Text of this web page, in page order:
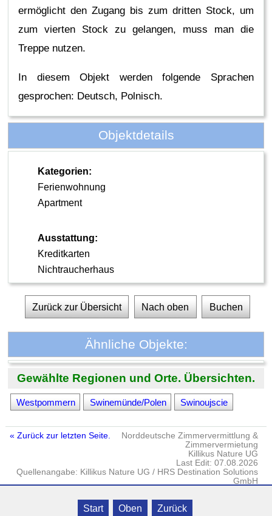
ermöglicht den Zugang bis zum dritten Stock, um
zum vierten Stock zu gelangen, muss man die
Treppe nutzen.
In diesem Objekt werden folgende Sprachen
gesprochen: Deutsch, Polnisch.
Objektdetails
Kategorien:
Ferienwohnung
Apartment
Ausstattung:
Kreditkarten
Nichtraucherhaus
Zurück zur Übersicht Nach oben Buchen
Ähnliche Objekte:
Gewählte Regionen und Orte. Übersichten.
Westpommern Swinemünde/Polen Swinoujscie
« Zurück zur letzten Seite.
Norddeutsche Zimmervermittlung &
Zimmervermietung
Killikus Nature UG
Last Edit: 07.08.2026
Quellenangabe: Killikus Nature UG / HRS Destination Solutions
GmbH
DATENSCHUTZ· © Killikus® Nature UG · Gielow · Fritz-
Reuter-Str. 18
Start Oben Zurück